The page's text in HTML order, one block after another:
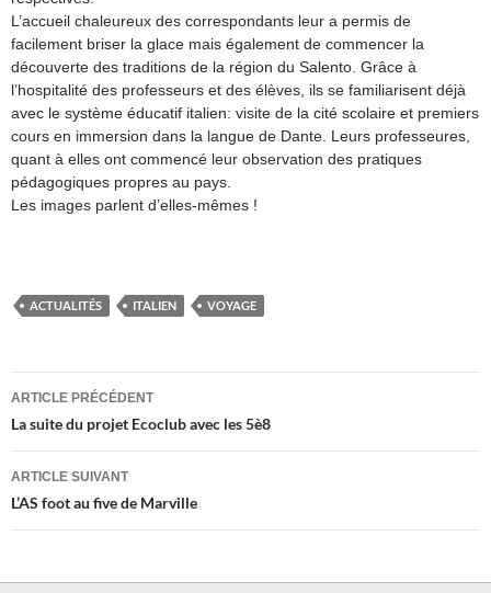
L’accueil chaleureux des correspondants leur a permis de
facilement briser la glace mais également de commencer la
découverte des traditions de la région du Salento. Grâce à
l’hospitalité des professeurs et des élèves, ils se familiarisent déjà
avec le système éducatif italien: visite de la cité scolaire et premiers
cours en immersion dans la langue de Dante. Leurs professeures,
quant à elles ont commencé leur observation des pratiques
pédagogiques propres au pays.
Les images parlent d’elles-mêmes !
ACTUALITÉS ITALIEN VOYAGE
Navigation
des
articles
ARTICLE PRÉCÉDENT
La suite du projet Ecoclub avec les 5è8
ARTICLE SUIVANT
L’AS foot au five de Marville